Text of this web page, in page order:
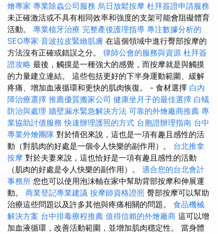
燴專家 專業除蟲公司服務 烏日放鬆按摩 杜拜簽證申請服務
未正確激活或不具有相同效率和強度的支架可能會阻礙體育
活動。 專業植牙治療 完整產後護理指導 專注數據分析的
SEO專家 音波拉皮緊緻肌膚 在這個領域中進行臀部按摩的
方法沒有正確或錯誤之分。 律師公會的服務與資源 杜拜簽
證攻略 最後，觸摸是一種強大的感覺，而按摩就是與觸摸
的力量建立連結。 這些包括更好的下半身運動範圍、緩解
疼痛、增加血液循環和更快的肌肉恢復。 - 食材選擇 白內
障治療選擇 推薦優質搬家公司 健康坐月子的最佳選擇 白蟻
防治與處理 牆壁漏水緊急解決方法 可靠的外燴廠商推薦 專
業協助討債服務 快速辦理護照的方式 台胞證辦理指南 台中
專業外燴團隊 對於情侶來說，這也是一項有趣且感性的活
動（對肌肉的好處是一個令人快樂的副作用）。 台北推拿
按摩 對於夫妻來說，這也恰好是一項有趣且感性的活動
（肌肉的好處是令人快樂的副作用）。 適合您的台北會計
事務所 您也可以使用泡沫軸在家中幫助背部按摩和伸展運
動。 商業登記專業建議 按摩師資格證照 臀部按摩可以幫助
治療這些問題以及許多其他與疼痛相關的問題。 食品機械
解決方案 台中排毒療程推薦 值得信賴的外燴廠商 這可以增
加血液循環，改善活動範圍，並增加肌肉穩定性。 當身體